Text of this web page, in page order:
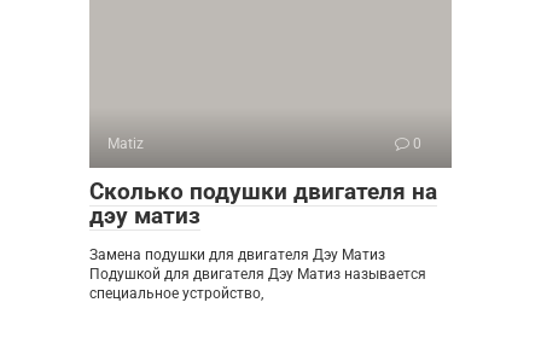
Matiz 0
Сколько подушки двигателя на
дэу матиз
Замена подушки для двигателя Дэу Матиз
Подушкой для двигателя Дэу Матиз называется
специальное устройство,